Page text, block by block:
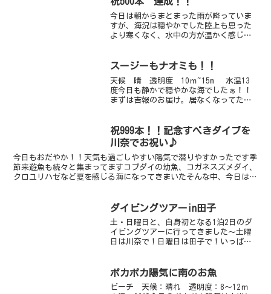
今日は朝からまとまった雨が降っていま
すが、海況は穏やかでした陸上も思った
より寒くなく、水中の方が温かく感じま
したりと、楽しんでいただけたでしょう
スージーもナオミも！！
天候 晴 透明度 10ｍ~15m 水温13
度今日も静かで穏やかな海でしたぁ！！
まずは吉報のお届け。居なくなってたと
本日、元気な姿で現れてくれました。っ
てか多分ちょっと...
祝999本！！記念すべきダイブを
川奈でお祝い♪
今日もおだやか！！天気も過ごしやすい陽気で潜りやすかったです季
節来遊魚も続々と集まってますコブダイの幼魚、コガネスズメダイ、
クロユリハゼなど夏を感じる海になってきまいたそんな中、今日は
ダイビングツアーin田子
土・日曜日と、自身初となる1泊2日のダ
イビングツアーに行ってきました〜土曜
日は川奈で！日曜日は田子で！いっぱい
た♪♪ウデフリツノザヤウミウシ、通称
「ピカチュー」もいーっ...
ポカポカ陽気に南のお魚
ビーチ 天候：晴れ 透明度：8～12ｍ